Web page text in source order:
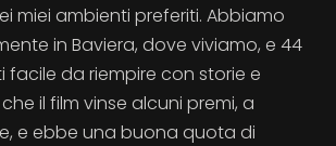
miei ambienti preferiti. Abbiamo
in Baviera, dove viviamo, e 44
facile da riempire con storie e
il film vinse alcuni premi, a
e ebbe una buona quota di